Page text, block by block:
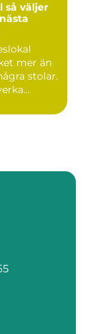
mer än
stolar.